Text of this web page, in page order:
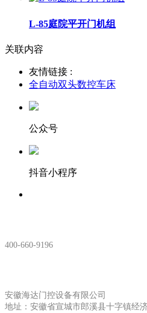
L-85庭院平开门机组
关联内容
友情链接 :
全自动双头数控车床
公众号
抖音小程序
400-660-9196
安徽海达门控设备有限公司
地址：安徽省宣城市郎溪县十字镇经